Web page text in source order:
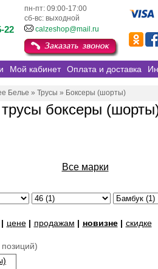
пн-пт: 09:00-17:00
сб-вс: выходной
22 calzeshop@mail.ru
Мой кабинет Оплата и доставка
Белье » Трусы » Боксеры (шорты)
боксеры
Все марки
| цене| продажам | новизне| скидке